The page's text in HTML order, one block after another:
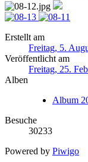
Erstellt am
Freitag, 5.
Veröffentlicht am
Freitag, 25.
Alben
Album
Besuche
30233
Powered by Piwigo